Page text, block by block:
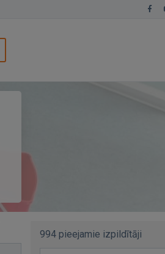
994 pieejamie izpildītāji